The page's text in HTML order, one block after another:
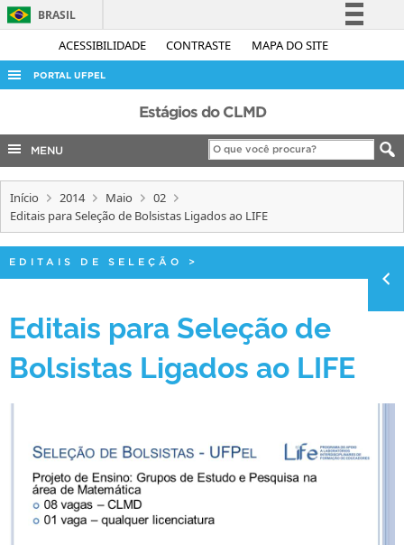
ACESSIBILIDADE CONTRASTE MAPA DO SITE
BRASIL
Simplifique!
Legislação
Canais
PORTAL UFPEL
ACESSO À INFORMAÇÃO
AUDITORIA
COBALTO
CONCURSOS
INTERNACIONAL
PORTARIAS
Estágios do CLMD
MENU
Início 2014 Maio
02
Editais para Seleção de Bolsistas Ligados ao LIFE
EDITAIS DE SELEÇÃO >
Editais para Seleção de
Bolsistas Ligados ao LIFE